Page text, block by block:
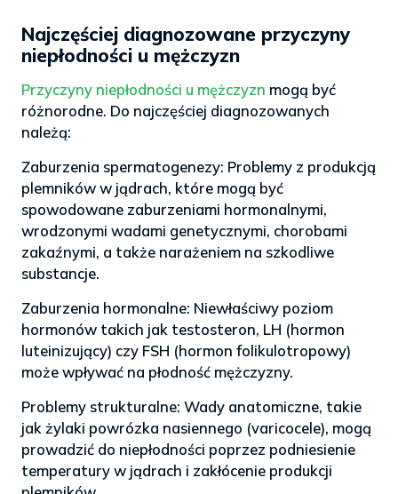
Najczęściej diagnozowane przyczyny
niepłodności u mężczyzn
Przyczyny niepłodności u mężczyzn mogą być
różnorodne. Do najczęściej diagnozowanych
należą:
Zaburzenia spermatogenezy: Problemy z produkcją
plemników w jądrach, które mogą być
spowodowane zaburzeniami hormonalnymi,
wrodzonymi wadami genetycznymi, chorobami
zakaźnymi, a także narażeniem na szkodliwe
substancje.
Zaburzenia hormonalne: Niewłaściwy poziom
hormonów takich jak testosteron, LH (hormon
luteinizujący) czy FSH (hormon folikulotropowy)
może wpływać na płodność mężczyzny.
Problemy strukturalne: Wady anatomiczne, takie
jak żylaki powrózka nasiennego (varicocele), mogą
prowadzić do niepłodności poprzez podniesienie
temperatury w jądrach i zakłócenie produkcji